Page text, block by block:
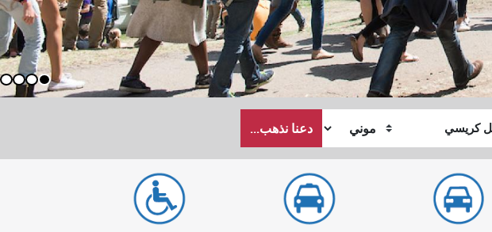
1
2
3
4
النهاية
كيف
أرغب
في
السفر
دعنا نذهب...